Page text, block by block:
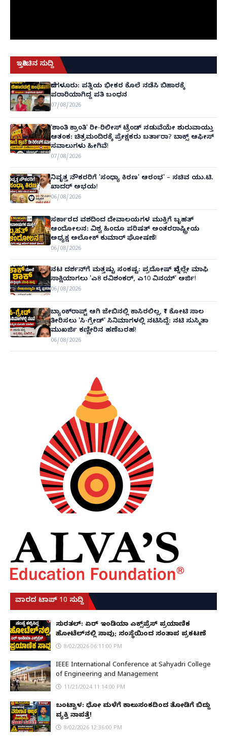
ಇತ್ತೀಚಿನ ಸುದ್ದಿ
ಬೆಂಗಳೂರು: ಪತ್ನಿಯ ಭೀಕರ ಕೊಲೆ ನಡೆಸಿ ಬಿಹಾರಕ್ಕೆ
ಪರಾರಿಯಾಗಿದ್ದ ಪತಿ ಬಂಧನ
07/08/2026
'ಶಾಂತಿ ಕ್ರಾಂತಿ' ರೀ-ರಿಲೀಸ್ ಟ್ರೆಂಡ್ ನಡುವೆಯೇ ಶುರುವಾಯ್ತು
ಆತಂಕ: ಚಿತ್ರಮಂದಿರಕ್ಕೆ ಪ್ರೇಕ್ಷಕರು ಬರ್ತಾರಾ? ಬಾಕ್ಸ್ ಆಫೀಸ್
ಸವಾಲುಗಳು ಹೀಗಿವೆ!
07/08/2026
ನಿವೃತ್ತ ನೌಕರರಿಗೆ 'ಸಂಧ್ಯಾ ಕಿರಣ' ಆರಂಭ' – ಸಚಿವ ಯು.ಟಿ.
ಖಾದರ್ ಅಭಯ!
06/08/2026
ಸರ್ಕಾರದ ವಶದಿಂದ ದೇವಾಲಯಗಳ ಮುಕ್ತಿಗೆ ಬೃಹತ್
ಆಂದೋಲನ: ವಿಶ್ವ ಹಿಂದೂ ಪರಿಷತ್ ಅಂತರರಾಷ್ಟ್ರೀಯ
ಅಧ್ಯಕ್ಷ ಅಲೋಕ್ ಕುಮಾರ್ ಘೋಷಣೆ!
06/08/2026
ನಟ ದರ್ಶನ್‌ಗೆ ಮತ್ತಷ್ಟು ಸಂಕಷ್ಟ: ಪ್ರದೋಷ್ ಬೆನ್ನಲ್ಲೇ ಮಾಫಿ
ಸಾಕ್ಷಿಯಾಗಲು 'ಎ8 ರವಿಶಂಕರ್, ಎ10 ವಿನಯ್' ಅರ್ಜಿ!
06/08/2026
ಬ್ಯಾಂಕ್‌ರಾಪ್ಟ್‌ ಆಗಿ ಜೇಬಿನಲ್ಲಿ ಕಾಸಿರಲಿಲ್ಲ, ₹1 ಕೋಟಿ ಸಾಲ
ತೀರಿಸಲು 'ಸಿ-ಗ್ರೇಡ್' ಸಿನಿಮಾಗಳಲ್ಲಿ ನಟಿಸಿದ್ದೆ: ನಟಿ ಸುಸ್ಮಿತಾ
ಮುಖರ್ಜಿ ಕಣ್ಣೀರಿನ ಹಣೆಬರಹ!
06/08/2026
ವಾರದ ಟಾಪ್ 10 ಸುದ್ದಿ
ಸುರತ್ಕಲ್: ಏರ್ ಇಂಡಿಯಾ ಎಕ್ಸ್‌ಪ್ರೆಸ್ ಪ್ರಯಾಣಿಕ
ಹೋಟೆಲ್‌ನಲ್ಲಿ ಸಾವು; ಸಂಸ್ಥೆಯಿಂದ ಸಂತಾಪ ಪ್ರಕಟಣೆ
8/02/2026 06:11:00 PM
IEEE International Conference at Sahyadri College
of Engineering and Management
11/21/2024 11:14:00 PM
ಬಂಟ್ವಾಳ: ಧೋ ಮಳೆಗೆ ಕಾಲುಸಂಕದಿಂದ ತೋಡಿಗೆ ಬಿದ್ದು
ವ್ಯಕ್ತಿ ನಾಪತ್ತೆ!
8/02/2026 12:36:00 PM